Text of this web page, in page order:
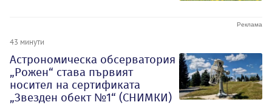
43 минути
Астрономическа обсерватория
„Рожен“ става първият
носител на сертификата
„Звезден обект №1“ (СНИМКИ)